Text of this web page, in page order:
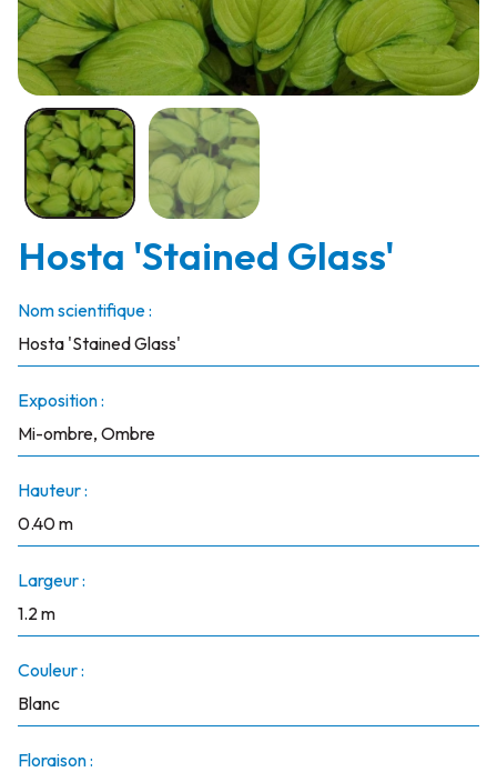
Hosta 'Stained Glass'
Nom scientifique :
Hosta 'Stained Glass'
Exposition :
Mi-ombre, Ombre
Hauteur :
0.40 m
Largeur :
1.2 m
Couleur :
Blanc
Floraison :